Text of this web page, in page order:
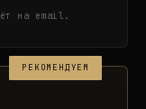
на email.
РЕКОМЕНДУЕМ